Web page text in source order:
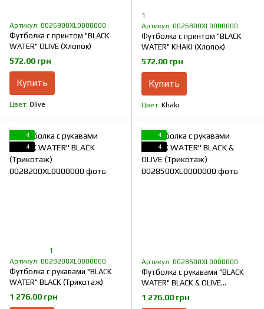
Артикул: 0026900XL0000000
Футболка с принтом "BLACK
WATER" OLIVE (Хлопок)
572.00 грн
Купить
Цвет Olive
1
Артикул: 0026800XL0000000
Футболка с принтом "BLACK
WATER" KHAKI (Хлопок)
572.00 грн
Купить
Цвет Khaki
4
4
1
Артикул: 0028200XL0000000
Футболка с рукавами "BLACK
WATER" BLACK (Трикотаж)
1 276.00 грн
4
4
Артикул: 0028500XL0000000
Футболка с рукавами "BLACK
WATER" BLACK & OLIVE
(Трикотаж)
1 276.00 грн